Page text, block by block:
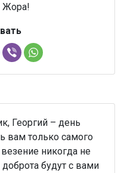
Жора!
Георгий – день
вам только самого
никогда не
будут с вами